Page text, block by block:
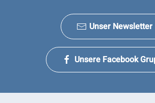
Unser Newsletter
Unsere Facebook